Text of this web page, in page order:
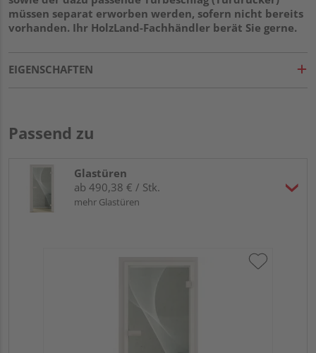
müssen separat erworben werden, sofern nicht bereits
vorhanden. Ihr HolzLand-Fachhändler berät Sie gerne.
EIGENSCHAFTEN
Passend zu
Glastüren
ab 490,38 € / Stk.
mehr Glastüren